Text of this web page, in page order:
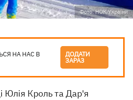
Фото: НОК України
НА НАС В ДОДАТИ
ЗАРАЗ
Юлія Кроль та Дар'я